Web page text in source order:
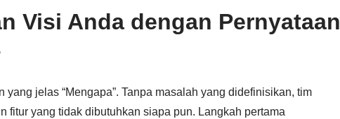
Visi Anda dengan Pernyataan
jelas “Mengapa”. Tanpa masalah yang didefinisikan, tim
fitur yang tidak dibutuhkan siapa pun. Langkah pertama